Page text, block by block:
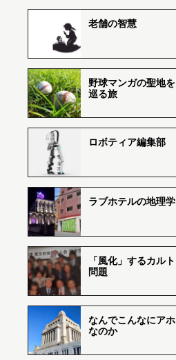
老舗の智慧
野球マンガの聖地を
巡る旅
ロボティア編集部
ラブホテルの地理学
「風化」するカルト
問題
なんでこんなにアホ
なのか